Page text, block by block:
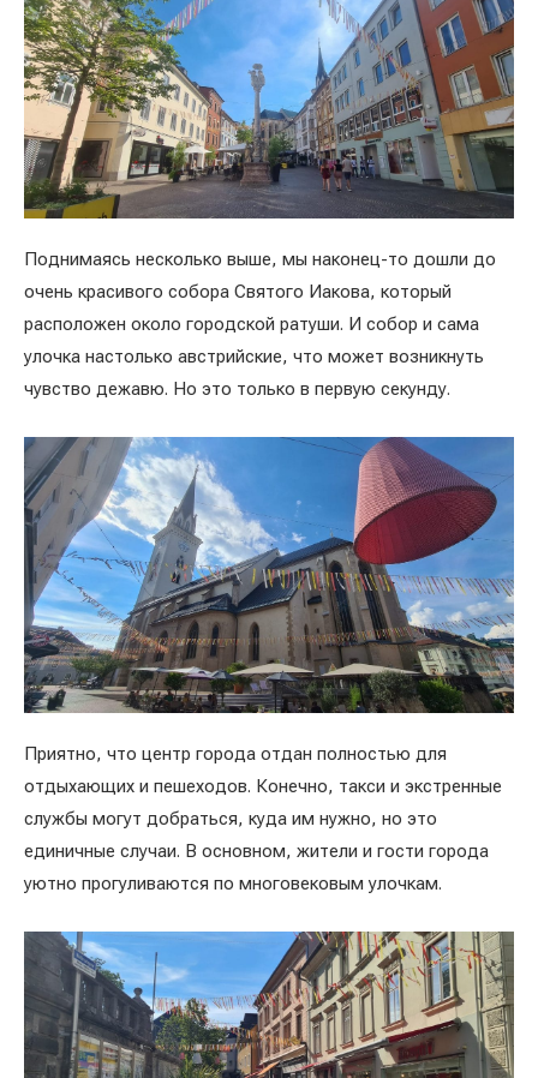
Поднимаясь несколько выше, мы наконец-то дошли до
очень красивого собора Святого Иакова, который
расположен около городской ратуши. И собор и сама
улочка настолько австрийские, что может возникнуть
чувство дежавю. Но это только в первую секунду.
Приятно, что центр города отдан полностью для
отдыхающих и пешеходов. Конечно, такси и экстренные
службы могут добраться, куда им нужно, но это
единичные случаи. В основном, жители и гости города
уютно прогуливаются по многовековым улочкам.